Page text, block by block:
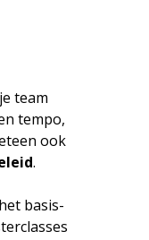
team
tempo,
ook
.
basis-